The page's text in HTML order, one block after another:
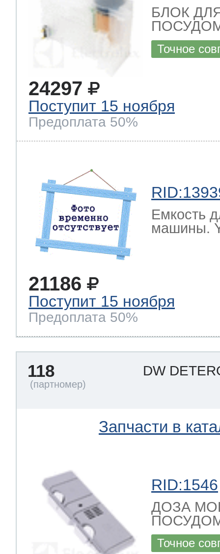
БЛОК
Точное
24297
Поступит 15 ноября
Предоплата 50%
Емкость
машины.
21186
Поступит 15 ноября
Предоплата 50%
118 DW
Запчасти в
RID:1546
ДОЗА
Точное